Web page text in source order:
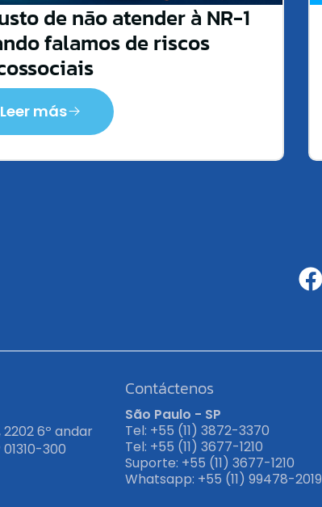
de não atender à NR-1
falamos de riscos
Leer más
6º andar
300
Contáctenos
São Paulo - SP
Tel: +55 (11) 3872-3370
Tel: +55 (11) 3677-1210
Suporte: +55 (11) 3677-1210
Whatsapp: +55 (11) 99478-2019